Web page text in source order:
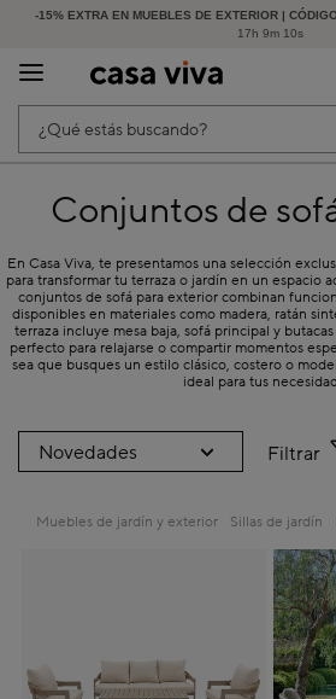
-15% EXTRA EN MUEBLES DE EXTERIOR |
17h 9m 10s
HASTA -60% DE DESCUENTO |
¿Qué estás buscando?
Conjuntos de
En Casa Viva, te presentamos una selección
para transformar tu terraza o jardín en un espacio
conjuntos de sofá para exterior combinan
disponibles en materiales como madera, ratán
terraza incluye mesa baja, sofá principal y
perfecto para relajarse o compartir momentos
sea que busques un estilo clásico, costero o
ideal para tus
Filtrar
Muebles de jardín y exterior Sillas de jardín